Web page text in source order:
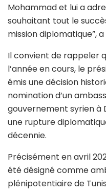
Mohammad et lui a
souhaitant tout le
mission diplomatique”,
Il convient de rappeler
l’année en cours, le
émis une décision
nomination d’un
gouvernement syrien à
une rupture
décennie.
Précisément en avril
été désigné comme
plénipotentiaire de